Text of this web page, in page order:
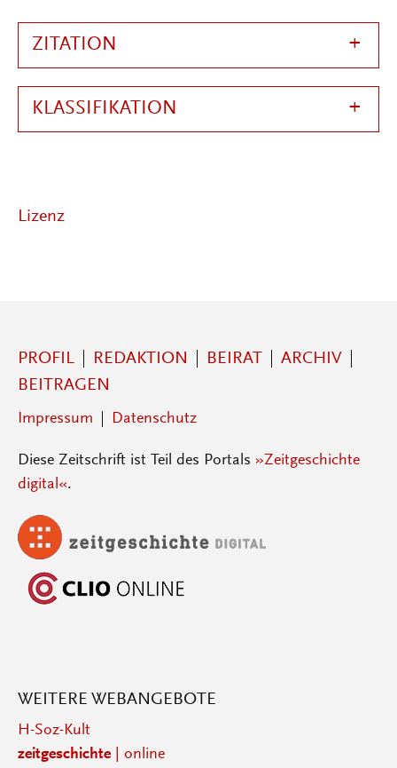
ZITATION
KLASSIFIKATION
Lizenz
PROFIL REDAKTION BEIRAT
ARCHIV
BEITRAGEN
Impressum Datenschutz
Diese Zeitschrift ist Teil des Portals »Zeitgeschichte
digital«.
WEITERE WEBANGEBOTE
H-Soz-Kult
zeitgeschichte| online